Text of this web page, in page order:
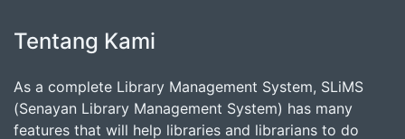
Tentang Kami
As a complete Library Management System, SLiMS
(Senayan Library Management System) has many
features that will help libraries and librarians to do